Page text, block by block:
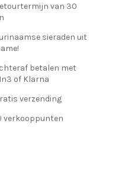
van 30
sieraden uit
betalen met
of Klarna
verzending
verkooppunten